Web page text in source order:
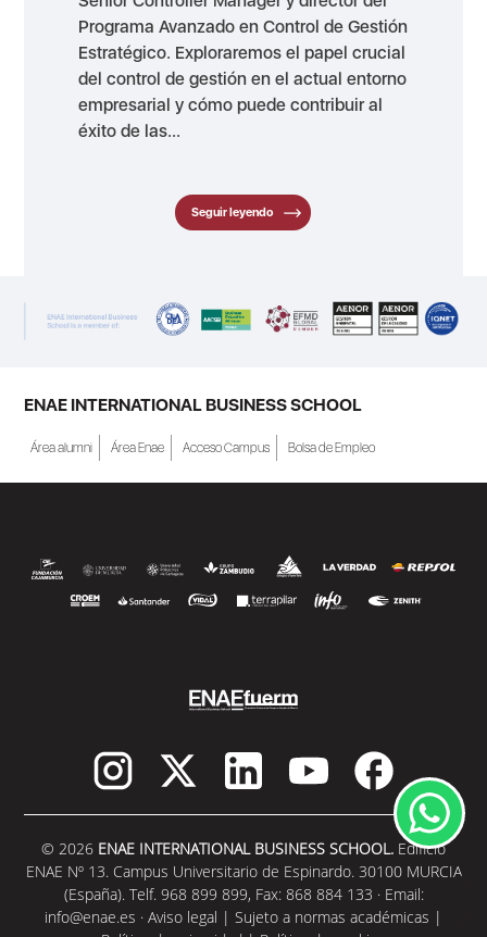
Programa Avanzado en Control de Gestión
Estratégico. Exploraremos el papel crucial
del control de gestión en el actual entorno
empresarial y cómo puede contribuir al
éxito de las...
Seguir leyendo
ENAE INTERNATIONAL BUSINESS SCHOOL
Área alumni Área Enae Acceso Campus Bolsa de Empleo
© 2026 ENAE INTERNATIONAL BUSINESS SCHOOL. Edificio
ENAE Nº 13. Campus Universitario de Espinardo. 30100 MURCIA
(España). Telf. 968 899 899, Fax: 868 884 133 · Email:
info@enae.es · Aviso legal | Sujeto a normas académicas |